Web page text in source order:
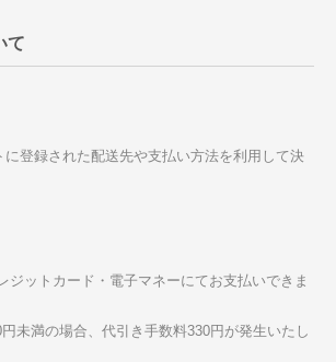
て
登録された配送先や支払い方法を利用して決
ジットカード・電子マネーにてお支払いできま
未満の場合、代引き手数料330円が発生いたし